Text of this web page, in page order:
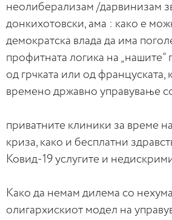
неолиберализам /дарвинизам
донкихотовски, ама : како е
демократска влада да има
профитната логика на
од грчката или од француската,
времено државно управување
приватните клиники за време
криза, како и бесплатни
Ковид-19 услугите и
Како да немам дилема со
олигархискиот модел на